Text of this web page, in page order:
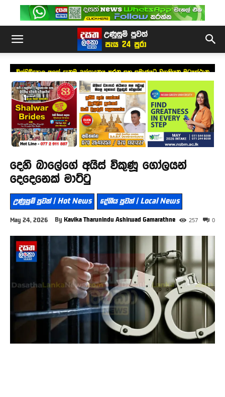
විශ්වවිද්‍යාල අලුත් දැනුම උත්පාදනය කරන සහ සමාජයට වගකියන මධ්‍යස්ථාන
බවට පත්විය යුතුයි – අග්‍රාමාත්‍යවරිය
දෙහි බාලේගේ අයිස් විකුණූ ගෝලයන්
දෙදෙනෙක් මාට්ටු
උණුසුම් පුවත් | Hot News දේශීය පුවත් | Local News
May 24, 2026 By Kavika Tharunindu Ashirwad Gamarathne 0
257